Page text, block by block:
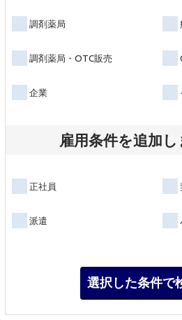
調剤薬局
調剤薬局・OTC販売
企業
雇用条件を追加
正社員
派遣